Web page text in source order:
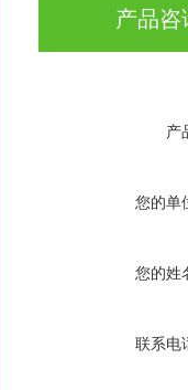
产品咨
产
您的单
您的姓
联系电